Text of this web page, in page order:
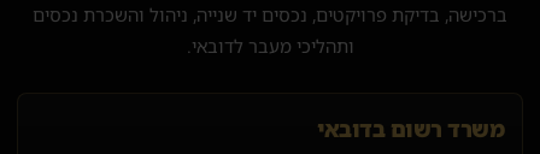
ברכישה, בדיקת פרויקטים, נכסים יד שנייה, ניהול והשכרת נכסים
ותהליכי מעבר לדובאי.
משרד רשום בדובאי